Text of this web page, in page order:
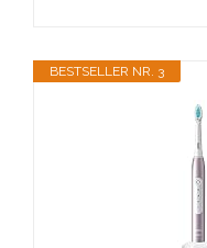
BESTSELLER NR. 3